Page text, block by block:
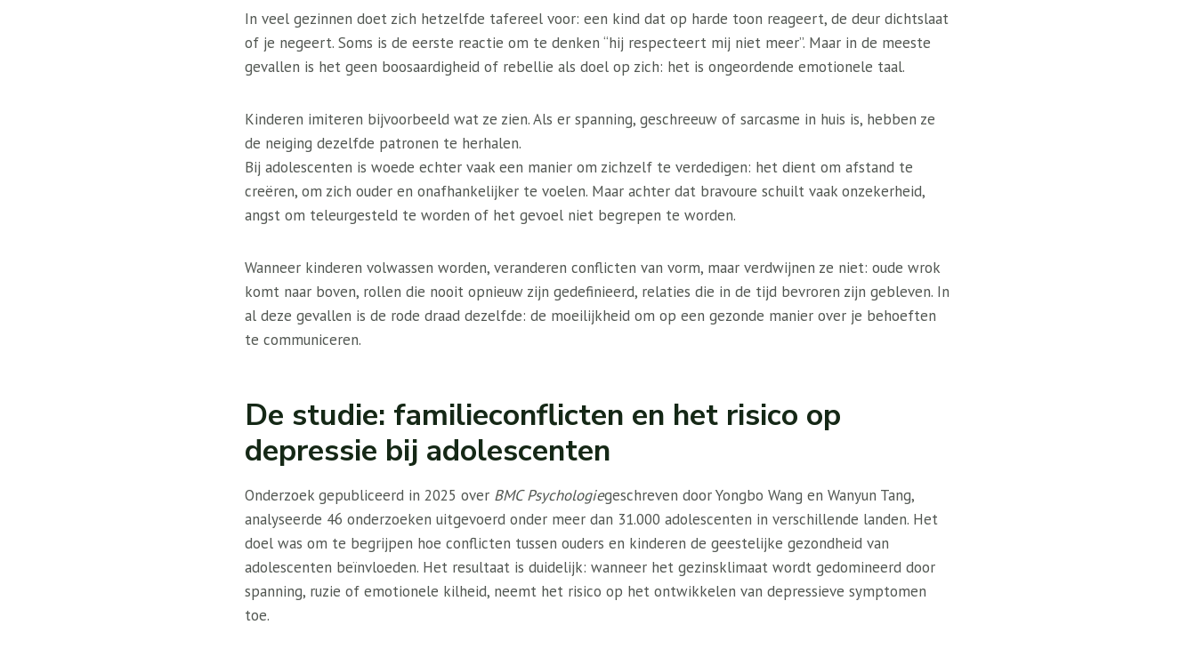
In veel gezinnen doet zich hetzelfde tafereel voor: een kind dat op harde toon reageert, de deur dichtslaat
of je negeert. Soms is de eerste reactie om te denken “hij respecteert mij niet meer”. Maar in de meeste
gevallen is het geen boosaardigheid of rebellie als doel op zich: het is ongeordende emotionele taal.
Kinderen imiteren bijvoorbeeld wat ze zien. Als er spanning, geschreeuw of sarcasme in huis is, hebben ze
de neiging dezelfde patronen te herhalen.
Bij adolescenten is woede echter vaak een manier om zichzelf te verdedigen: het dient om afstand te
creëren, om zich ouder en onafhankelijker te voelen. Maar achter dat bravoure schuilt vaak onzekerheid,
angst om teleurgesteld te worden of het gevoel niet begrepen te worden.
Wanneer kinderen volwassen worden, veranderen conflicten van vorm, maar verdwijnen ze niet: oude wrok
komt naar boven, rollen die nooit opnieuw zijn gedefinieerd, relaties die in de tijd bevroren zijn gebleven. In
al deze gevallen is de rode draad dezelfde: de moeilijkheid om op een gezonde manier over je behoeften
te communiceren.
De studie: familieconflicten en het risico op
depressie bij adolescenten
Onderzoek gepubliceerd in 2025 over BMC Psychologiegeschreven door Yongbo Wang en Wanyun Tang,
analyseerde 46 onderzoeken uitgevoerd onder meer dan 31.000 adolescenten in verschillende landen. Het
doel was om te begrijpen hoe conflicten tussen ouders en kinderen de geestelijke gezondheid van
adolescenten beïnvloeden. Het resultaat is duidelijk: wanneer het gezinsklimaat wordt gedomineerd door
spanning, ruzie of emotionele kilheid, neemt het risico op het ontwikkelen van depressieve symptomen
toe.